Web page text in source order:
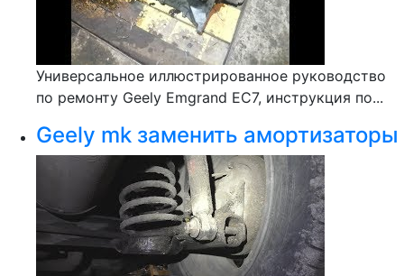
Универсальное иллюстрированное руководство
по ремонту Geely Emgrand EC7, инструкция по...
Geely mk заменить амортизаторы